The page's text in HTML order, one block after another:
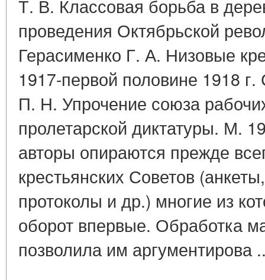
Т. В. Классовая борьба в
проведения Октябрьской
Герасименко Г. А. Низовые
1917-первой половине 1918
П. Н. Упрочение союза
пролетарской диктатуры. М.
авторы опираются прежде
крестьянских Советов
протоколы и др.) многие из
оборот впервые. Обработка
позволила им аргументирова